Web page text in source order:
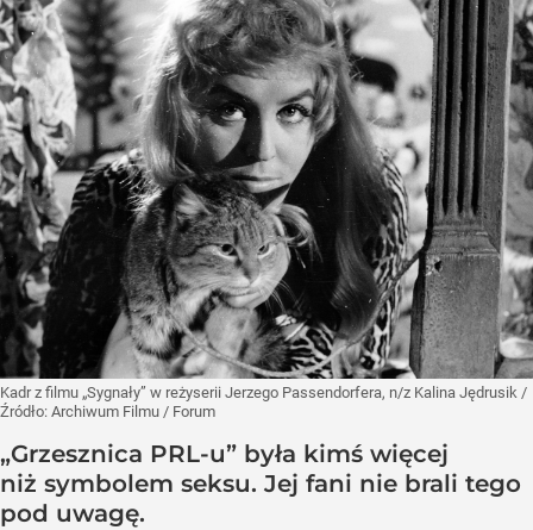
Kadr z filmu „Sygnały” w reżyserii Jerzego Passendorfera, n/z Kalina Jędrusik /
Źródło: Archiwum Filmu / Forum
„Grzesznica PRL-u” była kimś więcej
niż symbolem seksu. Jej fani nie brali tego
pod uwagę.